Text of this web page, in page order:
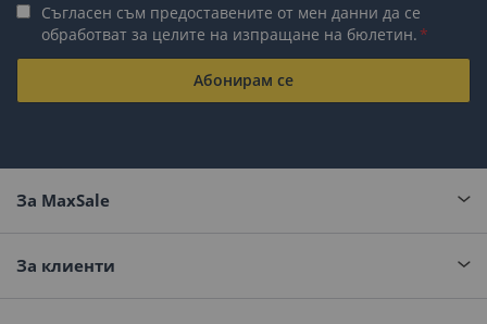
Съгласен съм предоставените от мен данни да се
обработват за целите на изпращане на бюлетин.
Абонирам се
За MaxSale
За клиенти